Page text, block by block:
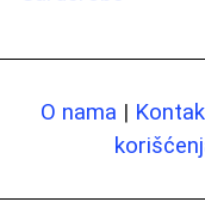
O nama |